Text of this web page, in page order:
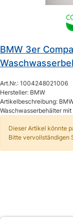
BMW 3er
Art.Nr.: 1004248021006
Hersteller: BMW
Artikelbeschreibung:
Waschwasserbehälter
Dieser Artikel könnte
Bitte vervollständigen